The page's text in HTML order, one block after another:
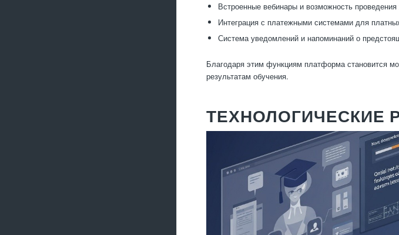
Встроенные вебинары и возможность
Интеграция с платежными системами для
Система уведомлений и напоминаний о
Благодаря этим функциям платформа становится
результатам обучения.
ТЕХНОЛОГИЧЕСКИЕ